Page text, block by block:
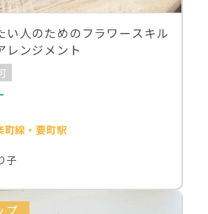
い人のためのフラワースキル
ンジメント
町線・要町駅
子
プ